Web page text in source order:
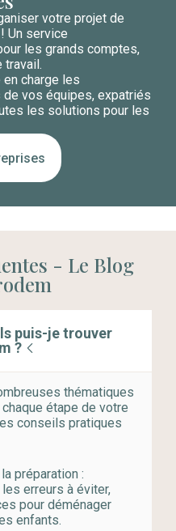
votre projet de
Un service
les grands comptes,
travail.
charge les
vos équipes, expatriés
les solutions pour les
- Le Blog
puis-je trouver
?
thématiques
étape de votre
conseils pratiques
préparation :
erreurs à éviter,
pour déménager
enfants.